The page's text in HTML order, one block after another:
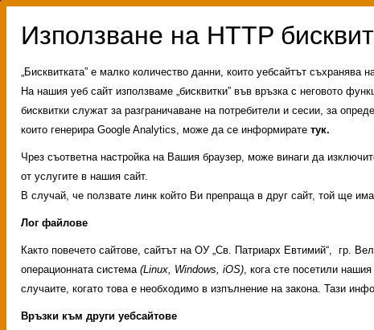
Административни услуги
Свободни места за
„Бисквитката” е малко количество данни, които уебсайтът
На нашия уеб сайт използваме „бисквитки” във връзка с неговото
бисквитки служат за разграничаване на потребители и сесии, за
които генерира Google Analytics, може да се информирате тук.
Чрез съответна настройка на Вашия браузер, може винаги да
от услугите в нашия сайт.
В случай, че ползвате линк който Ви препраща в друг сайт, той ще
Лог файлове
Както повечето сайтове, сайтът на ОУ „Св. Патриарх Евтимий“, гр.
операционната система (Linux, Windows, iOS), кога сте посетили
случаите, когато това е необходимо в изпълнение на закона. Тази
Връзки към други уебсайтове